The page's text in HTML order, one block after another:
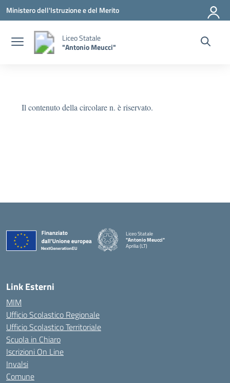
Vai ai contenuti
Vai al menu di navigazione
Vai al footer
Ministero dell'Istruzione e del Merito
Liceo Statale
"Antonio Meucci"
Il contenuto della circolare n. è riservato.
Liceo Statale
"Antonio Meucci"
Aprilia (LT)
Link Esterni
MIM
Ufficio Scolastico Regionale
Ufficio Scolastico Territoriale
Scuola in Chiaro
Iscrizioni On Line
Invalsi
Comune